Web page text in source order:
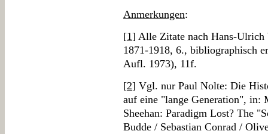
Anmerkungen:
[1] Alle Zitate nach Hans-Ulrich
1871-1918, 6., bibliographisch
Aufl. 1973), 11f.
[2] Vgl. nur Paul Nolte: Die
auf eine "lange Generation", in:
Sheehan: Paradigm Lost? The
Budde / Sebastian Conrad /